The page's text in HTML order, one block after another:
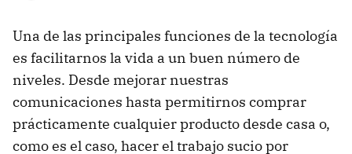
Una de las principales funciones de la tecnología
es facilitarnos la vida a un buen número de
niveles. Desde mejorar nuestras
comunicaciones hasta permitirnos comprar
prácticamente cualquier producto desde casa o,
como es el caso, hacer el trabajo sucio por